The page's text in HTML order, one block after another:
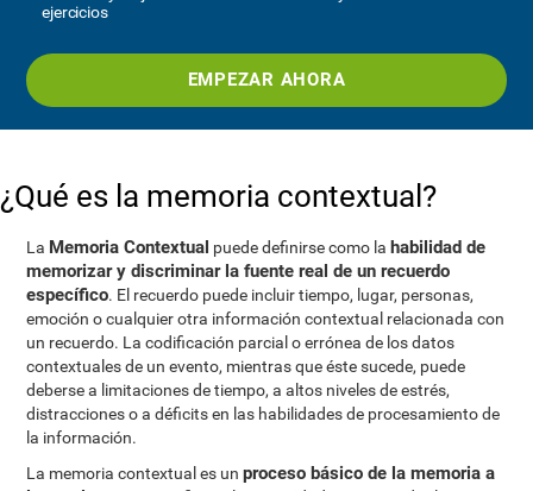
ejercicios
EMPEZAR AHORA
¿Qué es la memoria contextual?
La Memoria Contextual puede definirse como la habilidad de
memorizar y discriminar la fuente real de un recuerdo
específico. El recuerdo puede incluir tiempo, lugar, personas,
emoción o cualquier otra información contextual relacionada con
un recuerdo. La codificación parcial o errónea de los datos
contextuales de un evento, mientras que éste sucede, puede
deberse a limitaciones de tiempo, a altos niveles de estrés,
distracciones o a déficits en las habilidades de procesamiento de
la información.
La memoria contextual es unproceso básico de la memoria a